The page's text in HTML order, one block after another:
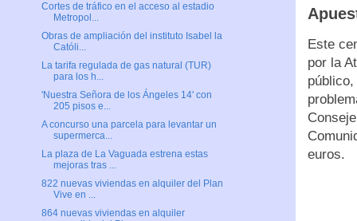
Este
por la
euros.
Cortes de tráfico en el acceso al estadio
Metropol...
Obras de ampliación del instituto Isabel la
Católi...
La tarifa regulada de gas natural (TUR)
para los h...
'Nuestra Señora de los Ángeles 14' con
205 pisos e...
A concurso una parcela para levantar un
supermerca...
La plaza de La Vaguada estrena estas
mejoras tras ...
822 nuevas viviendas en alquiler del Plan
Vive en ...
864 nuevas viviendas en alquiler